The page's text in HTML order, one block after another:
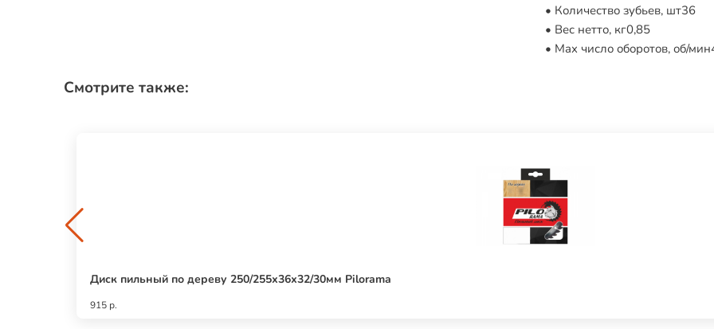
Количество зубьев, шт36
Вес нетто, кг0,85
Max число оборотов, об/мин
Смотрите также:
Диск пильный по дереву 250/255х36х32/30мм Pilorama
915 р.